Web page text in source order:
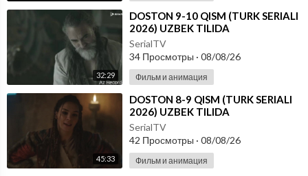
32:29
⁣DOSTON 9-10 QISM (TURK SERIALI
2026) UZBEK TILIDA
SerialTV
34 Просмотры · 08/08/26
Фильм и анимация
45:33
⁣DOSTON 8-9 QISM (TURK SERIALI
2026) UZBEK TILIDA
SerialTV
42 Просмотры · 08/08/26
Фильм и анимация